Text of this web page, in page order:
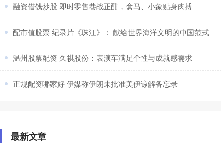
​融资借钱炒股 即时零售巷战正酣，盒马、小象贴身肉搏
​配市值股票 纪录片《珠江》： 献给世界海洋文明的中国范式
​温州股票配资 久祺股份：表演车满足个性与成就感需求
​正规配资哪家好 伊媒称伊朗未批准美伊谅解备忘录
最新文章